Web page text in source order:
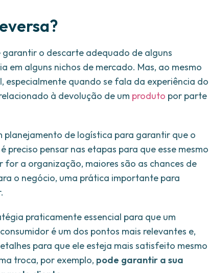
o descarte adequado de alguns
alguns nichos de mercado. Mas, ao mesmo
especialmente quando se fala da experiência do
à devolução de um produto por parte
planejamento de logística para garantir que o
preciso pensar nas etapas para que esse mesmo
a organização, maiores são as chances de
o negócio, uma prática importante para
praticamente essencial para que um
é um dos pontos mais relevantes e,
para que ele esteja mais satisfeito mesmo
troca, por exemplo, pode garantir a sua